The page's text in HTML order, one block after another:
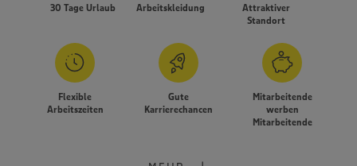
30 Tage Urlaub Arbeitskleidung
Attraktiver
Standort
Flexible
Arbeitszeiten
Gute
Karrierechancen
Mitarbeitende
werben
Mitarbeitende